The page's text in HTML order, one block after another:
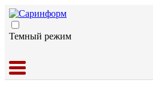
Темный режим